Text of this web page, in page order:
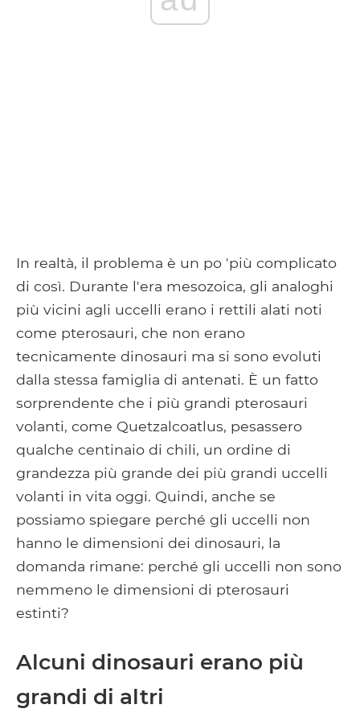
In realtà, il problema è un po 'più complicato
di così. Durante l'era mesozoica, gli analoghi
più vicini agli uccelli erano i rettili alati noti
come pterosauri, che non erano
tecnicamente dinosauri ma si sono evoluti
dalla stessa famiglia di antenati. È un fatto
sorprendente che i più grandi pterosauri
volanti, come Quetzalcoatlus, pesassero
qualche centinaio di chili, un ordine di
grandezza più grande dei più grandi uccelli
volanti in vita oggi. Quindi, anche se
possiamo spiegare perché gli uccelli non
hanno le dimensioni dei dinosauri, la
domanda rimane: perché gli uccelli non sono
nemmeno le dimensioni di pterosauri
estinti?
Alcuni dinosauri erano più
grandi di altri